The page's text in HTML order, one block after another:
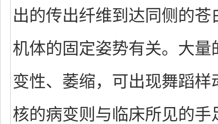
出的传出纤维到达同侧的
机体的固定姿势有关。大
变性、萎缩，可出现舞蹈
核的病变则与临床所见的